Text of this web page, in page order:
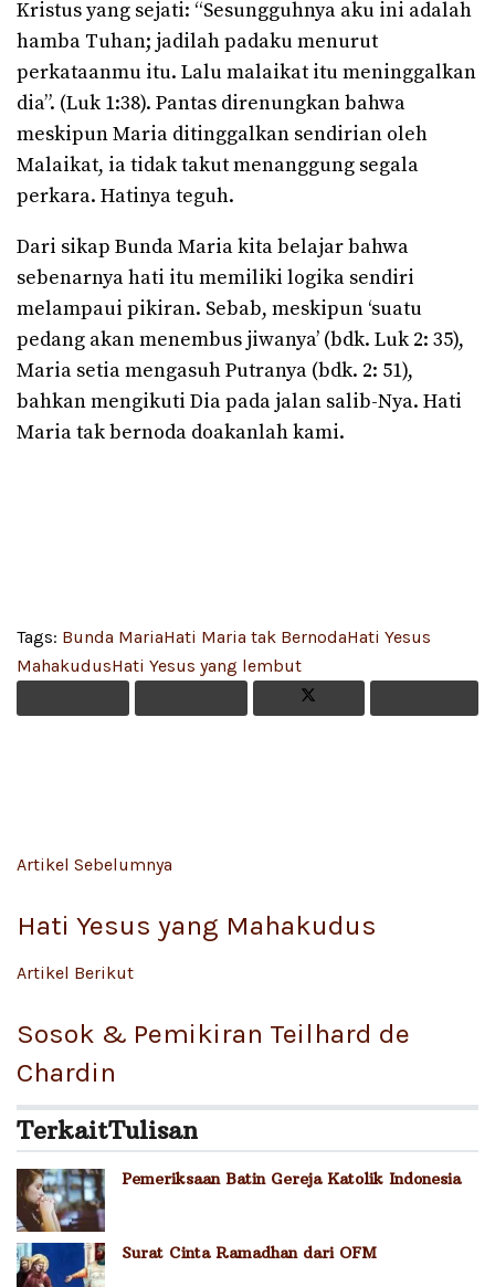
Kristus yang sejati: “Sesungguhnya aku ini adalah
hamba Tuhan; jadilah padaku menurut
perkataanmu itu. Lalu malaikat itu meninggalkan
dia”. (Luk 1:38). Pantas direnungkan bahwa
meskipun Maria ditinggalkan sendirian oleh
Malaikat, ia tidak takut menanggung segala
perkara. Hatinya teguh.
Dari sikap Bunda Maria kita belajar bahwa
sebenarnya hati itu memiliki logika sendiri
melampaui pikiran. Sebab, meskipun ‘suatu
pedang akan menembus jiwanya’ (bdk. Luk 2: 35),
Maria setia mengasuh Putranya (bdk. 2: 51),
bahkan mengikuti Dia pada jalan salib-Nya. Hati
Maria tak bernoda doakanlah kami.
Tags: Bunda MariaHati Maria tak BernodaHati Yesus
MahakudusHati Yesus yang lembut
Artikel Sebelumnya
Hati Yesus yang Mahakudus
Artikel Berikut
Sosok & Pemikiran Teilhard de
Chardin
TerkaitTulisan
Pemeriksaan Batin Gereja Katolik Indonesia
Surat Cinta Ramadhan dari OFM